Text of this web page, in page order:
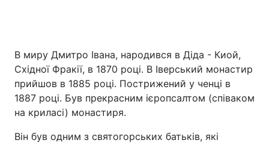
В миру Дмитро Івана, народився в Діда - Киой,
Східної Фракії, в 1870 році. В Іверський монастир
прийшов в 1885 році. Пострижений у ченці в
1887 році. Був прекрасним ієропсалтом (співаком
на криласі) монастиря.
Він був одним з святогорських батьків, які